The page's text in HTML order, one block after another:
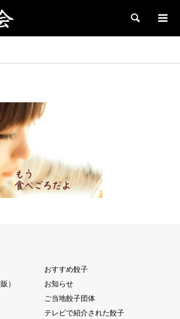
Search
おすすめ餃子
）
お知らせ
ご当地餃子団体
テレビで紹介された餃子